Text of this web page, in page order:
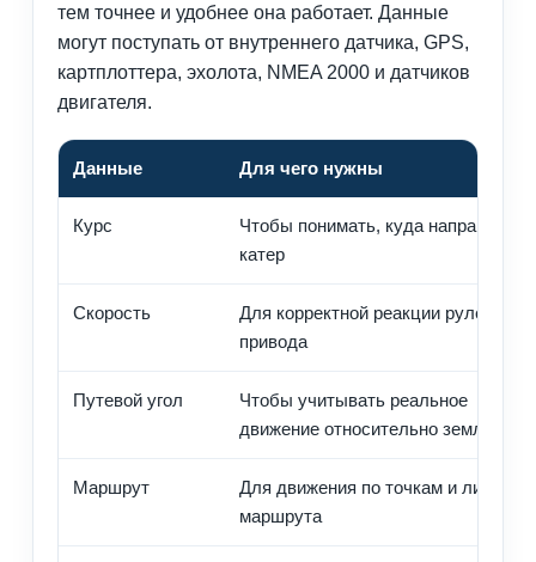
тем точнее и удобнее она работает. Данные
могут поступать от внутреннего датчика, GPS,
картплоттера, эхолота, NMEA 2000 и датчиков
двигателя.
Данные Для чего нужны
Курс
Чтобы понимать, куда направлен
катер
Скорость
Для корректной реакции рулевого
привода
Путевой угол
Чтобы учитывать реальное
движение относительно земли
Маршрут
Для движения по точкам и линии
маршрута